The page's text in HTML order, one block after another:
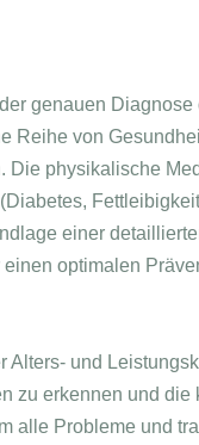
genauen
Reihe von
Die physikalische
einer
optimalen
Alters- und
zu erkennen und
alle Probleme und